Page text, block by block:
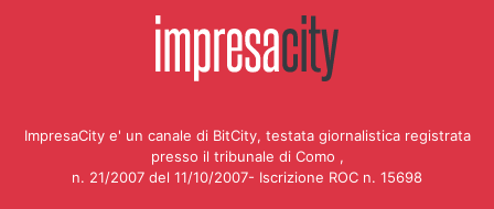
ImpresaCity e' un canale di BitCity, testata giornalistica registrata
presso il tribunale di Como ,
n. 21/2007 del 11/10/2007- Iscrizione ROC n. 15698